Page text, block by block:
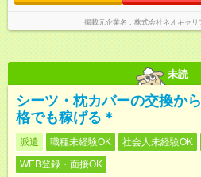
掲載元企業名 株式会社ネオキャ
未読
シーツ・枕カバーの交換か
格でも稼げる＊
派遣 職種未経験OK 社会人未経験OK
WEB登録・面接OK